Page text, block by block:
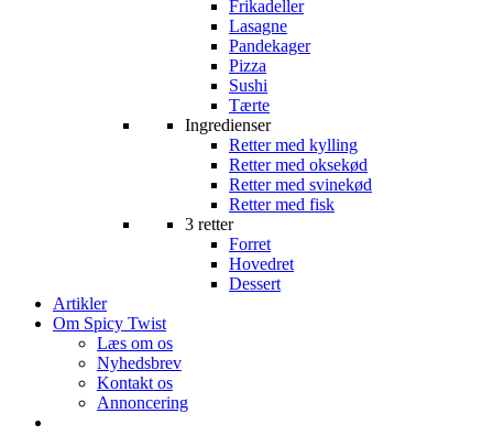
Frikadeller
Lasagne
Pandekager
Pizza
Sushi
Tærte
Ingredienser
Retter med kylling
Retter med oksekød
Retter med svinekød
Retter med fisk
3 retter
Forret
Hovedret
Dessert
Artikler
Om Spicy Twist
Læs om os
Nyhedsbrev
Kontakt os
Annoncering